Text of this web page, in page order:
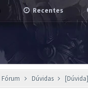
Recentes
Fórum Dúvidas